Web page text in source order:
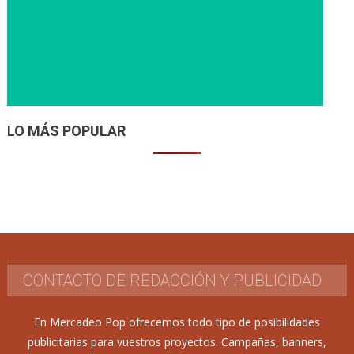
LO MÁS POPULAR
CONTACTO DE REDACCIÓN Y PUBLICIDAD
En Mercadeo Pop ofrecemos todo tipo de posibilidades
publicitarias para vuestros proyectos. Campañas, banners,